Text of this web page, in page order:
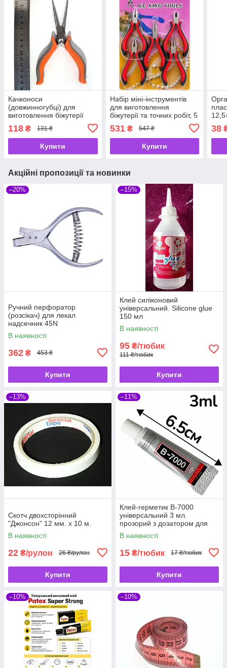
Качконоси
(довжинногубці) для
виготовлення біжутерії
118 ₴ 131 ₴
Купити
Набір міні-інструментів
для виготовлення
біжутерії та точних робіт, 5
531₴ 547 ₴
Купити
38
Акційні пропозиції та новинки
–20%
Ручний перфоратор
(розсікач) для лекал
надсечник 45N
В наявності
362 ₴ 453 ₴
Купити
–15%
Клей силіконовий
універсальний. Silicone glue
150 мл
В наявності
95 ₴/тюбик
111 ₴/тюбик
Купити
–13%
Скотч двохсторінний
"Джонсон" 12 мм. х 10 м.
В наявності
22 ₴/рулон 26 ₴/рулон
Купити
–11%
Клей-герметик B-7000
універсальний 3 мл.
прозорий з дозатором для
ремонту гаджетів і рукоділля
В наявності
15 ₴/тюбик 17 ₴/тюбик
Купити
–10% –10%